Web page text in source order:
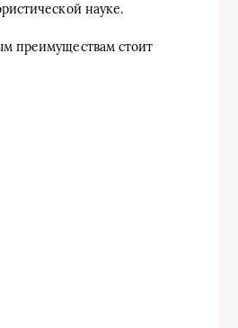
науке.
преимуществам стоит